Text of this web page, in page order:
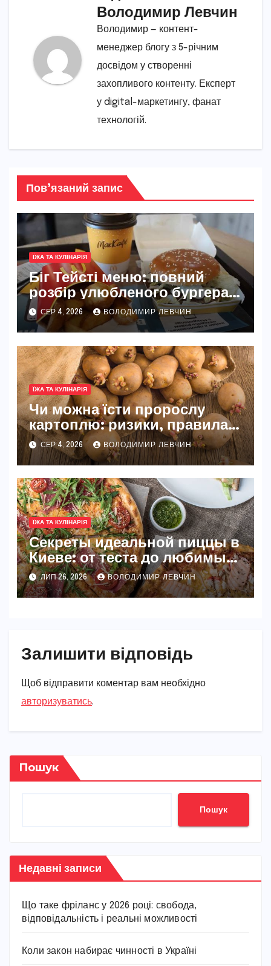
Володимир Левчин
Володимир — контент-
менеджер блогу з 5-річним
досвідом у створенні
захопливого контенту. Експерт
у digital-маркетингу, фанат
технологій.
Пов’язаний запис
ЇЖА ТА КУЛІНАРІЯ
Біг Тейсті меню: повний
розбір улюбленого бургера
McDonald’s
СЕР 4, 2026 ВОЛОДИМИР ЛЕВЧИН
ЇЖА ТА КУЛІНАРІЯ
Чи можна їсти пророслу
картоплю: ризики, правила
та безпечні способи
СЕР 4, 2026 ВОЛОДИМИР ЛЕВЧИН
ЇЖА ТА КУЛІНАРІЯ
Секреты идеальной пиццы в
Киеве: от теста до любимых
начинок
ЛИП 26, 2026 ВОЛОДИМИР ЛЕВЧИН
Залишити відповідь
Щоб відправити коментар вам необхідно
авторизуватись.
Пошук
Пошук
Недавні записи
Що таке фріланс у 2026 році: свобода,
відповідальність і реальні можливості
Коли закон набирає чинності в Україні